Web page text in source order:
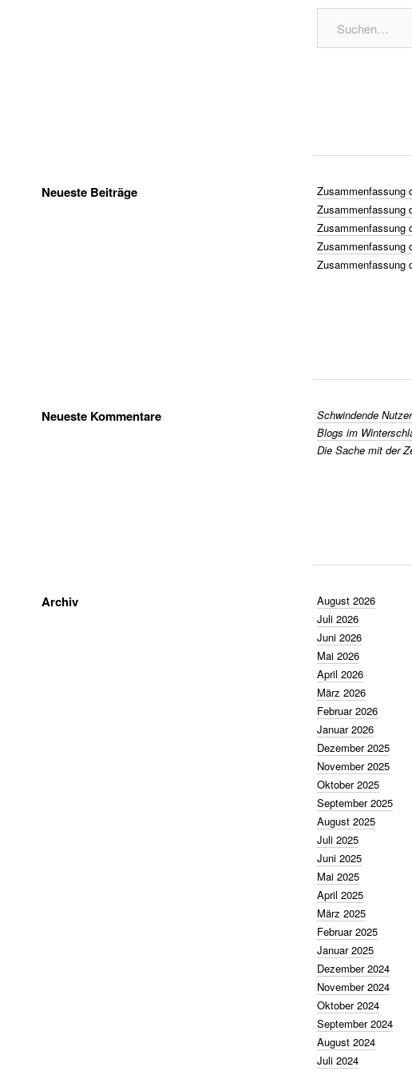
Neueste Beiträge
Zusammenfassung
Zusammenfassung
Zusammenfassung
Zusammenfassung
Zusammenfassung
Neueste Kommentare Schwindende
Blogs im
Die Sache mit der
Archiv
August 2026
Juli 2026
Juni 2026
Mai 2026
April 2026
März 2026
Februar 2026
Januar 2026
Dezember 2025
November 2025
Oktober 2025
September 2025
August 2025
Juli 2025
Juni 2025
Mai 2025
April 2025
März 2025
Februar 2025
Januar 2025
Dezember 2024
November 2024
Oktober 2024
September 2024
August 2024
Juli 2024